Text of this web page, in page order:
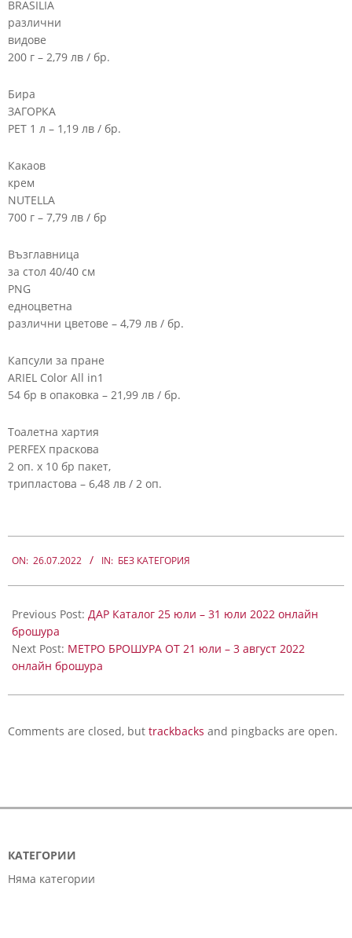
BRASILIA
различни
видове
200 г – 2,79 лв / бр.
Бира
ЗАГОРКА
PET 1 л – 1,19 лв / бр.
Какаов
крем
NUTELLA
700 г – 7,79 лв / бр
Възглавница
за стол 40/40 см
PNG
едноцветна
различни цветове – 4,79 лв / бр.
Капсули за пране
ARIEL Color All in1
54 бр в опаковка – 21,99 лв / бр.
Тоалетна хартия
PERFEX праскова
2 оп. х 10 бр пакет,
трипластова – 6,48 лв / 2 оп.
07-
ON: 26.07.2022 IN: БЕЗ КАТЕГОРИЯ
Previous Post: ДАР Каталог 25 юли – 31 юли 2022 онлайн
брошура
Next Post: МЕТРО БРОШУРА ОТ 21 юли – 3 август 2022
онлайн брошура
Comments are closed, but trackbacks and pingbacks are open.
КАТЕГОРИИ
Няма категории